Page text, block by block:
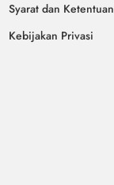
Syarat dan Ketentuan
Kebijakan Privasi